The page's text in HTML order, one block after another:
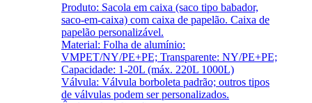
Produto: Sacola em caixa (saco tipo babador,
saco-em-caixa) com caixa de papelão. Caixa de
papelão personalizável.
Material: Folha de alumínio:
VMPET/NY/PE+PE; Transparente: NY/PE+PE;
Capacidade: 1-20L (máx. 220L 1000L)
Válvula: Válvula borboleta padrão; outros tipos
de válvulas podem ser personalizados.